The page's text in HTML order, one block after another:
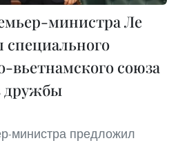
министра Ле
вьетнамского союза
дружбы
министра предложил